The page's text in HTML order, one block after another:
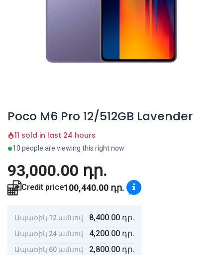
Poco M6 Pro 12/512GB Lavender
11 sold in last 24 hours
10 people are viewing this right now
93,000.00 դր.
Credit price100,440.00 դր.
Ապառիկ 12 ամսով 8,400.00 դր.
Ապառիկ 24 ամսով 4,200.00 դր.
Ապառիկ 60 ամսով 2,800.00 դր.